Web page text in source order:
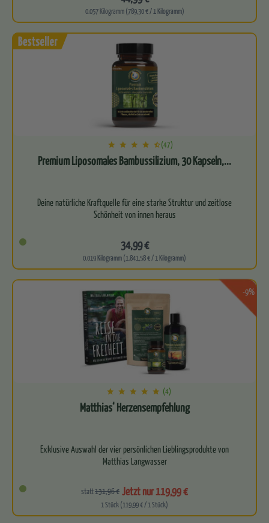
0.057 Kilogramm (789,30 € / 1 Kilogramm)
(47)
Premium Liposomales Bambussilizium, 30 Kapseln,...
Deine natürliche Kraftquelle für eine starke Struktur und zeitlose
Schönheit von innen heraus
34,99 €
0.019 Kilogramm (1.841,58 € / 1 Kilogramm)
-9%
(4)
Matthias‘ Herzensempfehlung
Exklusive Auswahl der vier persönlichen Lieblingsprodukte von
Matthias Langwasser
Kraftvolles Quartett aus…
statt131,96 € Jetzt nur 119,99 €
1 Stück (119,99 € / 1 Stück)